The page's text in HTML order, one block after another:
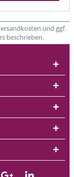
und ggf.
beschrieben.